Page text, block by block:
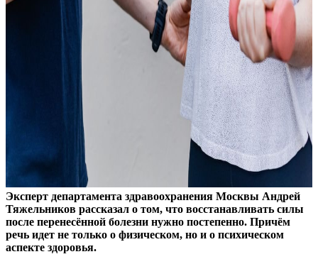
Эксперт департамента здравоохранения Москвы Андрей
Тяжельников рассказал о том, что восстанавливать силы
после перенесённой болезни нужно постепенно. Причём
речь идет не только о физическом, но и о психическом
аспекте здоровья.